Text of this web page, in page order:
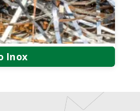
Inox
de Aço Inox